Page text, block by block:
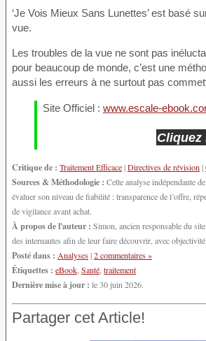
‘Je Vois Mieux Sans Lunettes’ est basé
vue.
Les troubles de la vue ne sont pas
pour beaucoup de monde, c’est une
aussi les erreurs à ne surtout pas
Site Officiel : www.escale-
Cliquez
Critique de : Traitement Efficace|Directives de révision|
Sources & Méthodologie : Cette analyse indépendante
évaluer son niveau de fiabilité : transparence de l’offre,
de vigilance avant achat.
À propos de l'auteur : Simon, ancien responsable du
des internautes afin de leur faire découvrir, avec
Posté dans : Analyses|2 commentaires »
Étiquettes : eBook Santé traitement
Dernière mise à jour : le 30 juin 2026.
Partager cet Article!